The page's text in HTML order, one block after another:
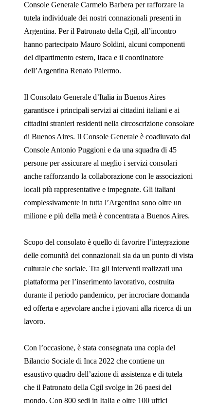
Console Generale Carmelo Barbera per rafforzare la
tutela individuale dei nostri connazionali presenti in
Argentina. Per il Patronato della Cgil, all’incontro
hanno partecipato Mauro Soldini, alcuni componenti
del dipartimento estero, Itaca e il coordinatore
dell’Argentina Renato Palermo.
Il Consolato Generale d’Italia in Buenos Aires
garantisce i principali servizi ai cittadini italiani e ai
cittadini stranieri residenti nella circoscrizione consolare
di Buenos Aires. Il Console Generale è coadiuvato dal
Console Antonio Puggioni e da una squadra di 45
persone per assicurare al meglio i servizi consolari
anche rafforzando la collaborazione con le associazioni
locali più rappresentative e impegnate. Gli italiani
complessivamente in tutta l’Argentina sono oltre un
milione e più della metà è concentrata a Buenos Aires.
Scopo del consolato è quello di favorire l’integrazione
delle comunità dei connazionali sia da un punto di vista
culturale che sociale. Tra gli interventi realizzati una
piattaforma per l’inserimento lavorativo, costruita
durante il periodo pandemico, per incrociare domanda
ed offerta e agevolare anche i giovani alla ricerca di un
lavoro.
Con l’occasione, è stata consegnata una copia del
Bilancio Sociale di Inca 2022 che contiene un
esaustivo quadro dell’azione di assistenza e di tutela
che il Patronato della Cgil svolge in 26 paesi del
mondo. Con 800 sedi in Italia e oltre 100 uffici